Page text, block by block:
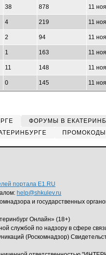
38 878 11
4 219 11
2 94 11
1 163 11
11 148 11
0 145 11
ФОРУМЫ В
ПРОМОКОДЫ
портала E1.RU
help@shkulev.ru
и государственных
Онлайн» (18+)
службой по надзору в сфере
(Роскомнадзор)